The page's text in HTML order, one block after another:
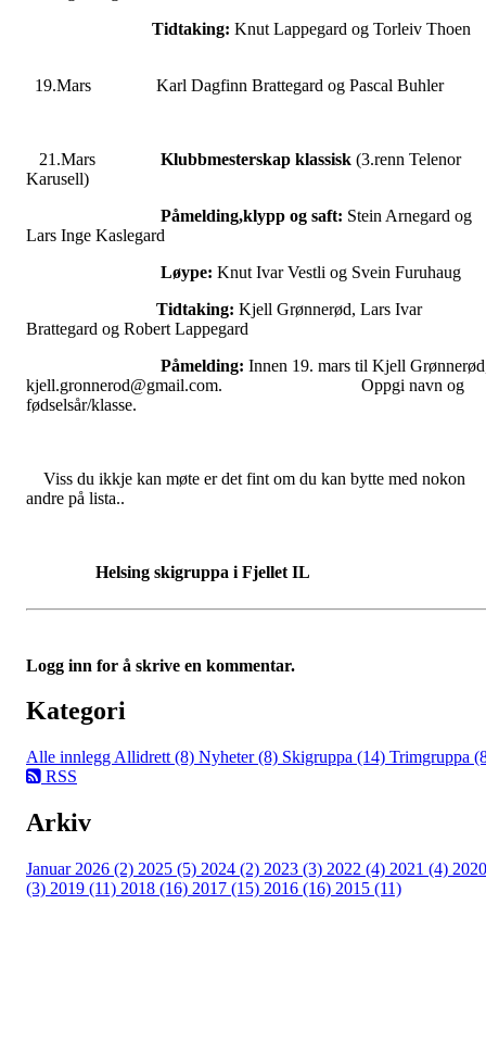
Tidtaking: Knut Lappegard og Torleiv Thoen
19.Mars Karl Dagfinn Brattegard og Pascal Buhler
21.Mars Klubbmesterskap klassisk (3.renn Telenor
Karusell)
Påmelding,klypp og saft: Stein Arnegard og
Lars Inge Kaslegard
Løype: Knut Ivar Vestli og Svein Furuhaug
Tidtaking: Kjell Grønnerød, Lars Ivar
Brattegard og Robert Lappegard
Påmelding: Innen 19. mars til Kjell
kjell.gronnerod@gmail.com. Oppgi navn og
fødselsår/klasse.
Viss du ikkje kan møte er det fint om du kan bytte med nokon
andre på lista..
Helsing skigruppa i Fjellet IL
Logg inn for å skrive en kommentar.
Kategori
Alle innlegg Allidrett (8) Nyheter (8) Skigruppa (14) Trimgruppa
RSS
Arkiv
Januar 2026 (2) 2025 (5) 2024 (2) 2023 (3) 2022 (4) 2021 (4) 2020
(3) 2019 (11) 2018 (16) 2017 (15) 2016 (16) 2015 (11)